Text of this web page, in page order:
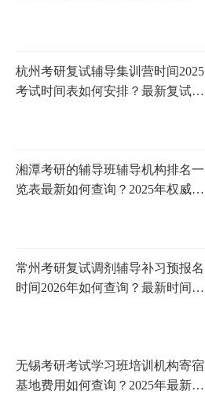
杭州考研复试辅导集训营时间2025
考试时间表如何安排？最新复试时
湘潭考研的辅导班辅导机构排名一
览表最新如何查询？2025年权威排
常州考研复试调剂辅导补习预报名
时间2026年如何查询？最新时间
无锡考研考试学习班培训机构寄宿
基地费用如何查询？2025年最新价